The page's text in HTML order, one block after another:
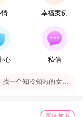
幸福案例
心 私信
的女人结婚过日子，非诚勿扰
、能结婚的伴侣成家